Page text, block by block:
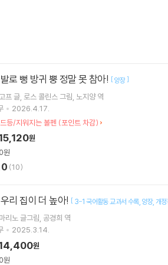
발로 뻥 방귀 뿡 정말 못 참아! [양장]
프 글 로스 콜린스 그림 노지양역
2026.4.17.
등/지워지는 볼펜 (포인트 차감)
원
원
(10)
우리 집이 더 높아! [ 3-1 국어활동 교과서 수록 양장 개
리노 글그림 공경희 역
2025.3.14.
원
원